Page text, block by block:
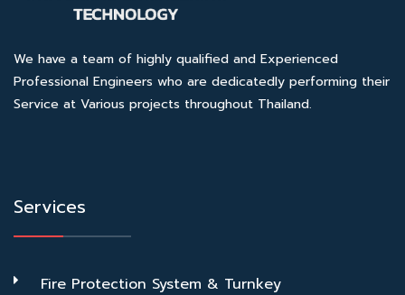
We have a team of highly qualified and Experienced
Professional Engineers who are dedicatedly performing their
Service at Various projects throughout Thailand.
Services
Fire Protection System & Turnkey